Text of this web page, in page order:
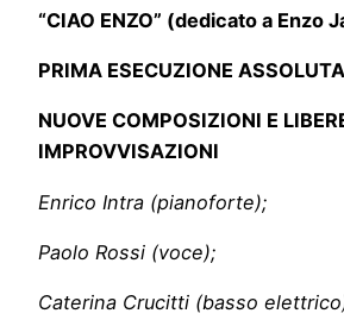
“CIAO ENZO” (dedicato a Enzo
PRIMA ESECUZIONE
NUOVE COMPOSIZIONI E
IMPROVVISAZIONI
Enrico Intra (pianoforte);
Paolo Rossi (voce);
Caterina Crucitti (basso